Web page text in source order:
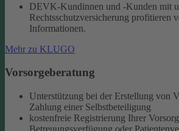
DEVK-Kundinnen und -Kunden mit
Rechtsschutzversicherung profitieren
Informationen.
Mehr zu KLUGO
Vorsorgeberatung
Unterstützung bei der Erstellung von
Zahlung einer Selbstbeteiligung
kostenfreie Registrierung Ihrer
Betreuungsverfügung oder